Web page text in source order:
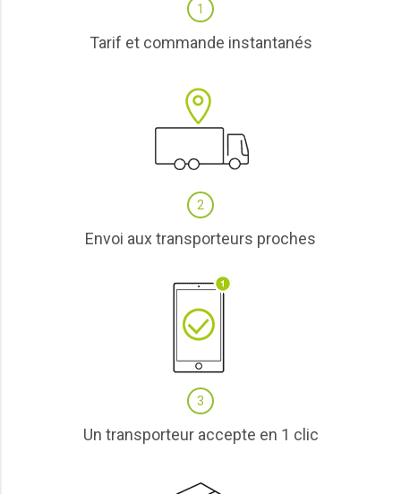
1
Tarif et commande instantanés
2
Envoi aux transporteurs proches
3
Un transporteur accepte en 1 clic